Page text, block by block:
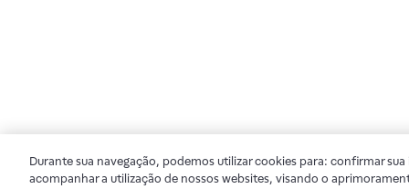
Durante sua navegação, podemos utilizar cookies para: confirmar
acompanhar a utilização de nossos websites, visando o